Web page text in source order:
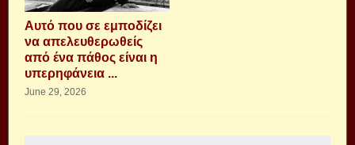
Αυτό που σε εμποδίζει
να απελευθερωθείς
από ένα πάθος είναι η
υπερηφάνεια ...
June 29, 2026